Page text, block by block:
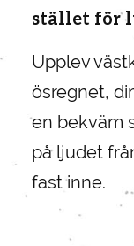
stället för
Upplev
ösregnet,
en bekväm
på ljudet
fast inne.